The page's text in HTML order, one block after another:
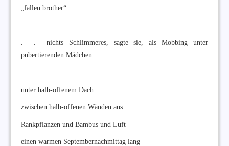
„fallen brother“
. . nichts Schlimmeres, sagte sie, als Mobbing unter
pubertierenden Mädchen.
unter halb-offenem Dach
zwischen halb-offenen Wänden aus
Rankpflanzen und Bambus und Luft
einen warmen Septembernachmittag lang